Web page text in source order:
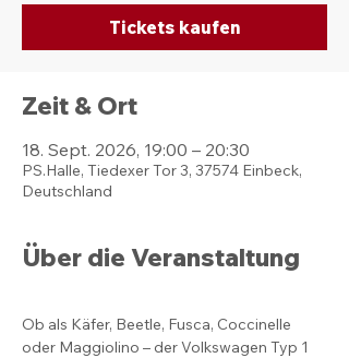
Tickets kaufen
Zeit & Ort
18. Sept. 2026, 19:00 – 20:30
PS.Halle, Tiedexer Tor 3, 37574 Einbeck,
Deutschland
Über die Veranstaltung
Ob als Käfer, Beetle, Fusca, Coccinelle
oder Maggiolino – der Volkswagen Typ 1